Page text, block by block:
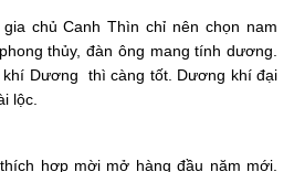
chủ Canh Thìn chỉ nên chọn nam
thủy, đàn ông mang tính dương.
Dương thì càng tốt. Dương khí đại
lộc.
hợp mời mở hàng đầu năm mới.